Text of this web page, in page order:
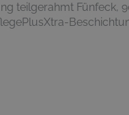
teilgerahmt Fünfeck,